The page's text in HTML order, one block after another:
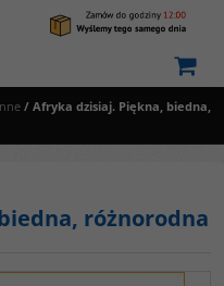
/ Afryka dzisiaj. Piękna, biedna,
różnorodna